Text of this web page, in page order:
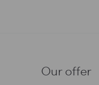
Our offer